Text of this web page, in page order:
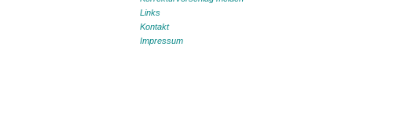
Links
Kontakt
Impressum